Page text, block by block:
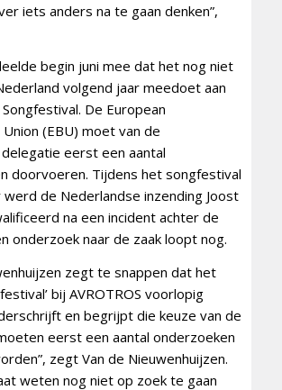
iets anders na te gaan denken”,
begin juni mee dat het nog niet
volgend jaar meedoet aan
De European
(EBU) moet van de
eerst een aantal
doorvoeren. Tijdens het songfestival
werd de Nederlandse inzending Joost
na een incident achter de
onderzoek naar de zaak loopt nog.
zegt te snappen dat het
bij AVROTROS voorlopig
en begrijpt die keuze van de
eerst een aantal onderzoeken
zegt Van de Nieuwenhuijzen.
weten nog niet op zoek te gaan